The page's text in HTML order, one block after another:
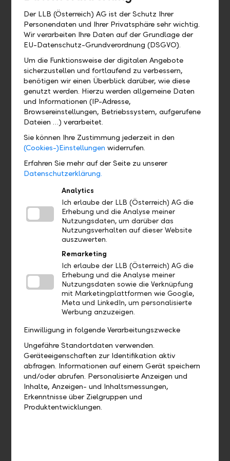
Muss ich die LLB Banking App mit
allen Funktionen verwenden?
Nein, Sie können die LLB Banking App
auch nur für Freigaben aus der LLB
Portfolioanalyse verwenden. Bei der
Aktivierung der App werden Sie gefragt,
welchen Funktionsumfang Sie
freischalten möchten.
Wo finde ich ...?
Wo kann ich das QR Zahlteil finden?
Wo finde ich mein eBill Postfach?
Gibt es eine Demoversion und wo
finde ich sie?
Wo finde ich das Profil?
Wo sehe ich welches Bankpaket ich
Wo finde ich meine Debit- und
Kreditkarten?
Wo finde ich meine Nachrichten und
Dokumente?
Der LLB (Österreich) AG ist der Schutz Ihrer
Personendaten und Ihrer Privatsphäre sehr wichtig.
Wir verarbeiten Ihre Daten auf der Grundlage der
EU-Datenschutz-Grundverordnung (DSGVO).
Um die Funktionsweise der digitalen Angebote
sicherzustellen und fortlaufend zu verbessern,
benötigen wir einen Überblick darüber, wie diese
genutzt werden. Hierzu werden allgemeine Daten
und Informationen (IP-Adresse,
Browsereinstellungen, Betriebssystem, aufgerufene
Dateien …) verarbeitet.
Sie können Ihre Zustimmung jederzeit in den
(Cookies-)Einstellungen widerrufen.
Erfahren Sie mehr auf der Seite zu unserer
Datenschutzerklärung.
Analytics
Ich erlaube der LLB (Österreich) AG die
Erhebung und die Analyse meiner
Nutzungsdaten, um darüber das
Nutzungsverhalten auf dieser Website
auszuwerten.
Remarketing
Ich erlaube der LLB (Österreich) AG die
Erhebung und die Analyse meiner
Nutzungsdaten sowie die Verknüpfung
mit Marketingplattformen wie Google,
Meta und LinkedIn, um personalisierte
Werbung anzuzeigen.
Einwilligung in folgende Verarbeitungszwecke
Ungefähre Standortdaten verwenden.
Geräteeigenschaften zur Identifikation aktiv
abfragen. Informationen auf einem Gerät speichern
und/oder abrufen. Personalisierte Anzeigen und
Inhalte, Anzeigen- und Inhaltsmessungen,
Erkenntnisse über Zielgruppen und
Produktentwicklungen.